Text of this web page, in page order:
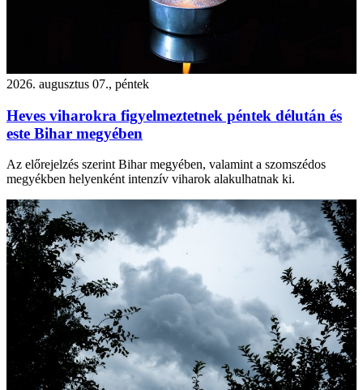
2026. augusztus 07., péntek
Heves viharokra figyelmeztetnek péntek délután és
este Bihar megyében
Az előrejelzés szerint Bihar megyében, valamint a szomszédos
megyékben helyenként intenzív viharok alakulhatnak ki.